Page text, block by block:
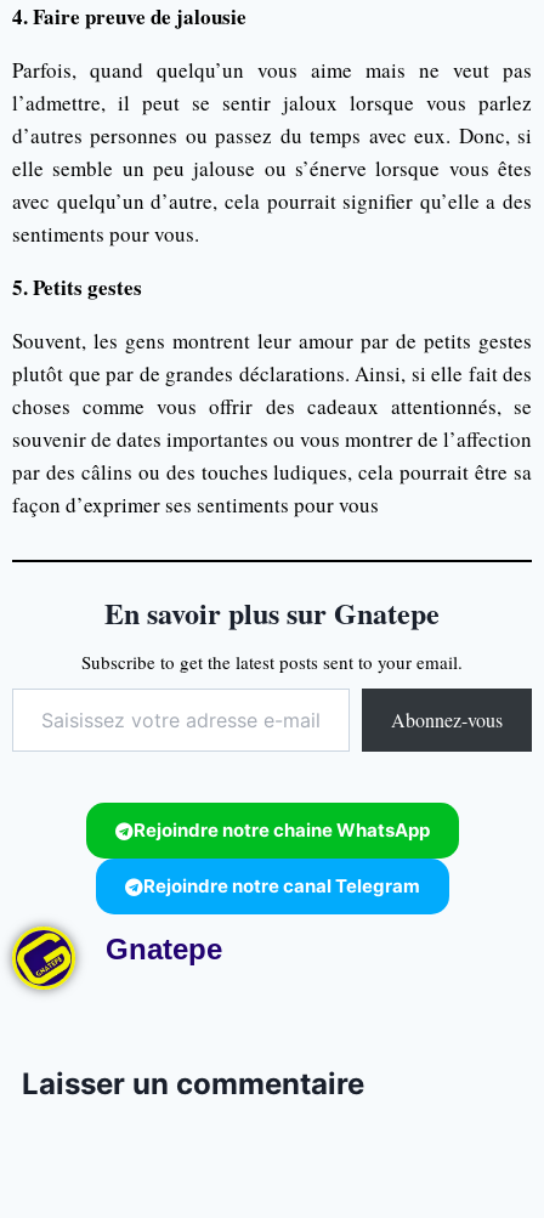
4. Faire preuve de jalousie
Parfois, quand quelqu’un vous aime mais ne veut pas
l’admettre, il peut se sentir jaloux lorsque vous parlez
d’autres personnes ou passez du temps avec eux. Donc, si
elle semble un peu jalouse ou s’énerve lorsque vous êtes
avec quelqu’un d’autre, cela pourrait signifier qu’elle a des
sentiments pour vous.
5. Petits gestes
Souvent, les gens montrent leur amour par de petits gestes
plutôt que par de grandes déclarations. Ainsi, si elle fait des
choses comme vous offrir des cadeaux attentionnés, se
souvenir de dates importantes ou vous montrer de l’affection
par des câlins ou des touches ludiques, cela pourrait être sa
façon d’exprimer ses sentiments pour vous
En savoir plus sur Gnatepe
Subscribe to get the latest posts sent to your email.
Abonnez-vous
Rejoindre notre chaine WhatsApp
Rejoindre notre canal Telegram
Gnatepe
Laisser un commentaire